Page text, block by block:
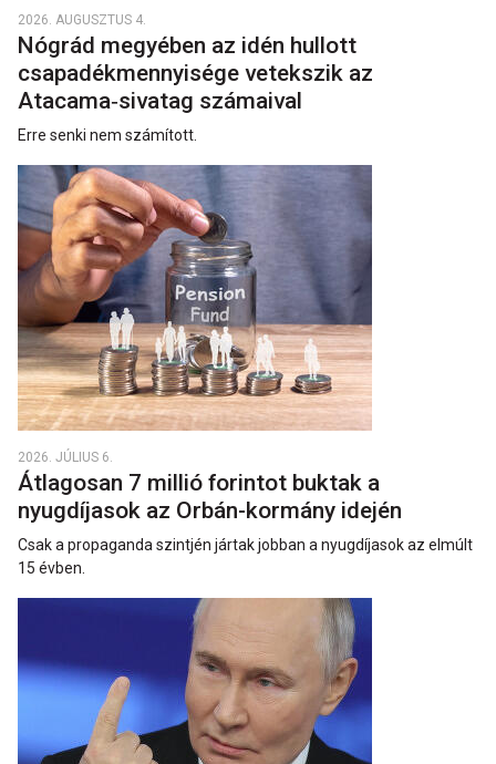
2026. AUGUSZTUS 4.
Nógrád megyében az idén hullott
csapadékmennyisége vetekszik az
Atacama‑sivatag számaival
Erre senki nem számított.
2026. JÚLIUS 6.
Átlagosan 7 millió forintot buktak a
nyugdíjasok az Orbán-kormány idején
Csak a propaganda szintjén jártak jobban a nyugdíjasok az elmúlt
15 évben.